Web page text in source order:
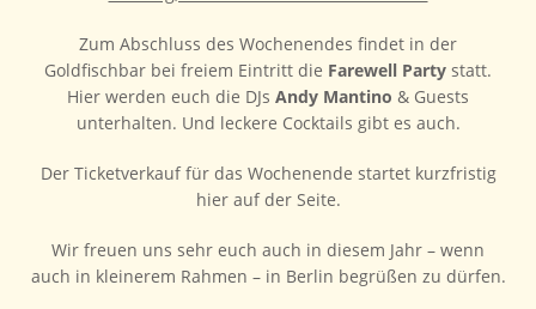
Zum Abschluss des Wochenendes findet in der
Goldfischbar bei freiem Eintritt die Farewell Party statt.
Hier werden euch die DJs Andy Mantino & Guests
unterhalten. Und leckere Cocktails gibt es auch.
Der Ticketverkauf für das Wochenende startet kurzfristig
hier auf der Seite.
Wir freuen uns sehr euch auch in diesem Jahr – wenn
auch in kleinerem Rahmen – in Berlin begrüßen zu dürfen.